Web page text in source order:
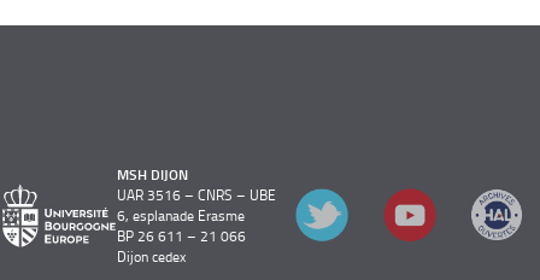
MSH DIJON
UAR 3516 – CNRS – UBE
6, esplanade Erasme
BP 26 611 – 21 066
Dijon cedex